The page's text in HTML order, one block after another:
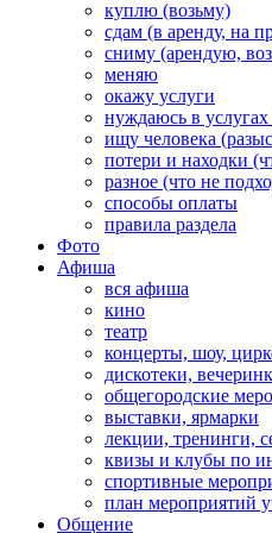
куплю (возьму)
сдам (в аренду, на
сниму (арендую,
меняю
окажу услуги
нуждаюсь в
ищу человека
потери и находки
разное (что не
способы оплаты
правила раздела
Фото
Афиша
вся афиша
кино
театр
концерты, шоу,
дискотеки,
общегородские
выставки, ярмарки
лекции, тренинги,
квизы и клубы по
спортивные
план мероприятий
Общение